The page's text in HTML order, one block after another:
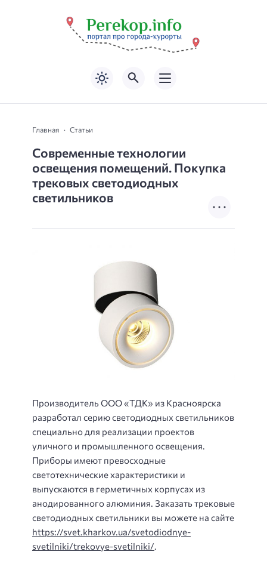
Главная Статьи
Современные технологии
освещения помещений. Покупка
трековых светодиодных
светильников
Производитель ООО «ТДК» из Красноярска
разработал серию светодиодных светильников
специально для реализации проектов
уличного и промышленного освещения.
Приборы имеют превосходные
светотехнические характеристики и
выпускаются в герметичных корпусах из
анодированного алюминия. Заказать трековые
светодиодных светильники вы можете на сайте
https://svet.kharkov.ua/svetodiodnye-
svetilniki/trekovye-svetilniki/.